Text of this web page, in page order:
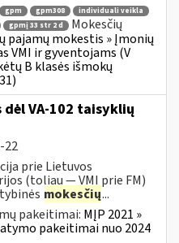
gpm gpm308
individuali veikla
gpmį 33 str 2 d
Mokesčių
pajamų mokestis » Įmonių
VMI ir gyventojams (V
B klasės išmokų
VA-102 taisyklių
22
prie Lietuvos
(toliau ― VMI prie FM)
mokesčių...
pakeitimai: MĮP 2021 »
pakeitimai nuo 2024